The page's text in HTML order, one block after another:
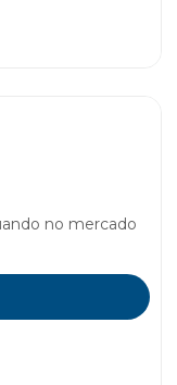
no mercado